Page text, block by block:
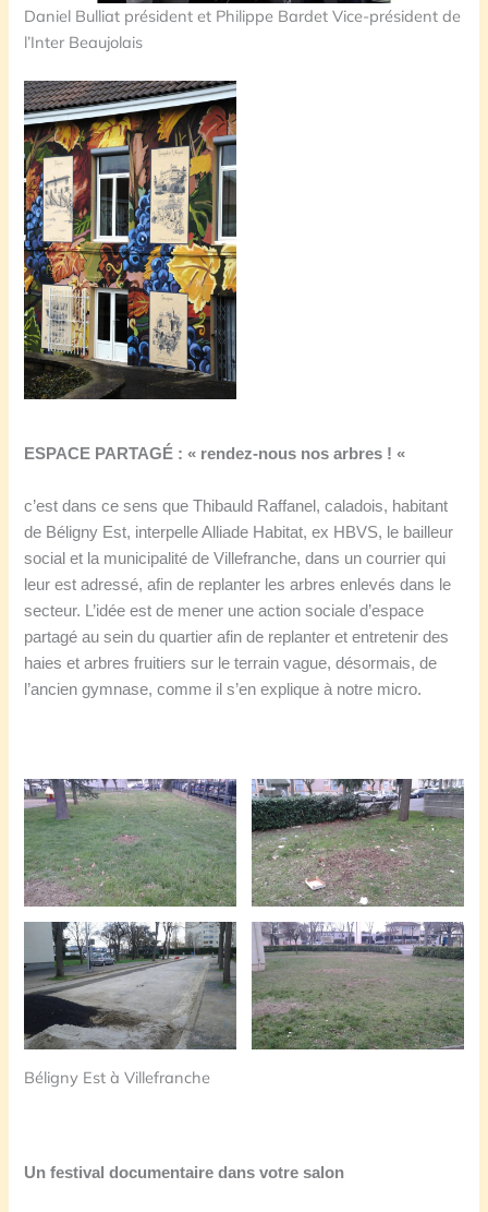
Daniel Bulliat président et Philippe Bardet Vice-président de
l’Inter Beaujolais
ESPACE PARTAGÉ :« rendez-nous nos arbres ! «
c’est dans ce sens que Thibauld Raffanel, caladois, habitant
de Béligny Est, interpelle Alliade Habitat, ex HBVS, le bailleur
social et la municipalité de Villefranche, dans un courrier qui
leur est adressé, afin de replanter les arbres enlevés dans le
secteur. L’idée est de mener une action sociale d’espace
partagé au sein du quartier afin de replanter et entretenir des
haies et arbres fruitiers sur le terrain vague, désormais, de
l’ancien gymnase, comme il s’en explique à notre micro.
Béligny Est à Villefranche
Un festival documentaire dans votre salon